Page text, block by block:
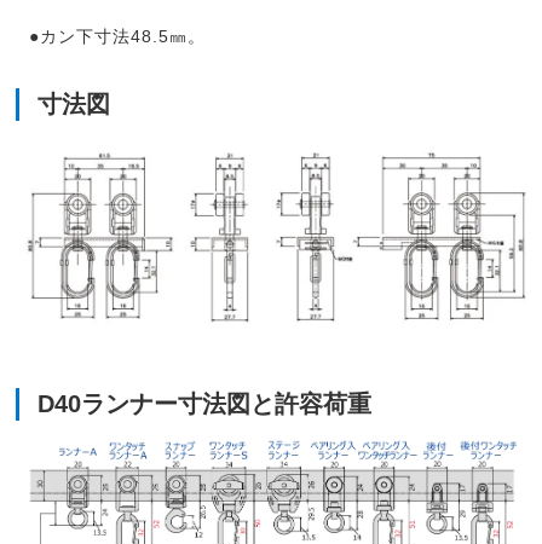
●カン下寸法48.5㎜。
寸法図
D40ランナー寸法図と許容荷重